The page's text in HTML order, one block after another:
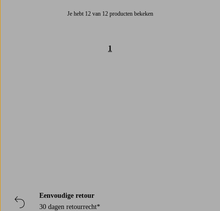
Je hebt 12 van 12 producten bekeken
1
Eenvoudige retour
30 dagen retourrecht*